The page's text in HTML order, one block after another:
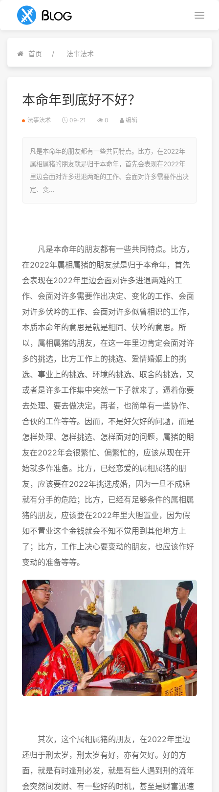
首页 法事法术
本命年到底好不好？
法事法术 09-21 0 编辑
凡是本命年的朋友都有一些共同特点。比方，在2022年
属相属猪的朋友就是归于本命年，首先会表现在2022年
里边会面对许多进退两难的工作、会面对许多需要作出决
定、变...
凡是本命年的朋友都有一些共同特点。比方，
在2022年属相属猪的朋友就是归于本命年，首先
会表现在2022年里边会面对许多进退两难的工
作、会面对许多需要作出决定、变化的工作、会面
对许多伏吟的工作、会面对许多似曾相识的工作，
本质本命年的意思是就是相同、伏吟的意思。所
以，属相属猪的朋友，在这一年里边肯定会面对许
多的挑选，比方工作上的挑选、爱情婚姻上的挑
选、事业上的挑选、环境的挑选、取舍的挑选，又
或者是许多工作集中突然一下子就来了，逼着你要
去处理、要去做决定。再者，也简单有一些协作、
合伙的工作等等。因而，不是好欠好的问题，而是
怎样处理、怎样挑选、怎样面对的问题，属猪的朋
友在2022年会很繁忙、偏繁忙的，应该从现在开
始就多作准备。比方，已经恋爱的属相属猪的朋
友，应该要在2022年挑选成婚，因为一旦不成婚
就有分手的危险；比方，已经有足够条件的属相属
猪的朋友，应该要在2022年里大胆置业，因为假
如不置业这个金钱就会不知不觉用到其他地方上
了；比方，工作上决心要变动的朋友，也应该作好
变动的准备等等。
其次，这个属相属猪的朋友，在2022年里边
还归于刑太岁，刑太岁有好，亦有欠好。好的方
面，就是有时逢刑必发，就是有些人遇到刑的流年
会突然间发财、有一些好的时机，甚至是财富迅速